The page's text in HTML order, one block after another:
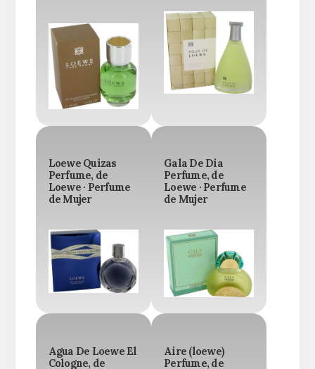
Loewe Quizas
Perfume, de
Loewe · Perfume
de Mujer
Gala De Dia
Perfume, de
Loewe · Perfume
de Mujer
Agua De Loewe El
Cologne, de
Aire (loewe)
Perfume, de